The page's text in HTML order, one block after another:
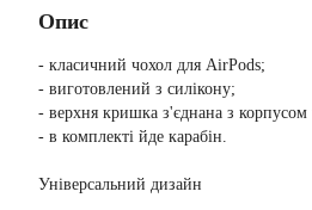
Опис
- класичний чохол для AirPods;
- виготовлений з силікону;
- верхня кришка з'єднана з корпусом
- в комплекті йде карабін.
Універсальний дизайн